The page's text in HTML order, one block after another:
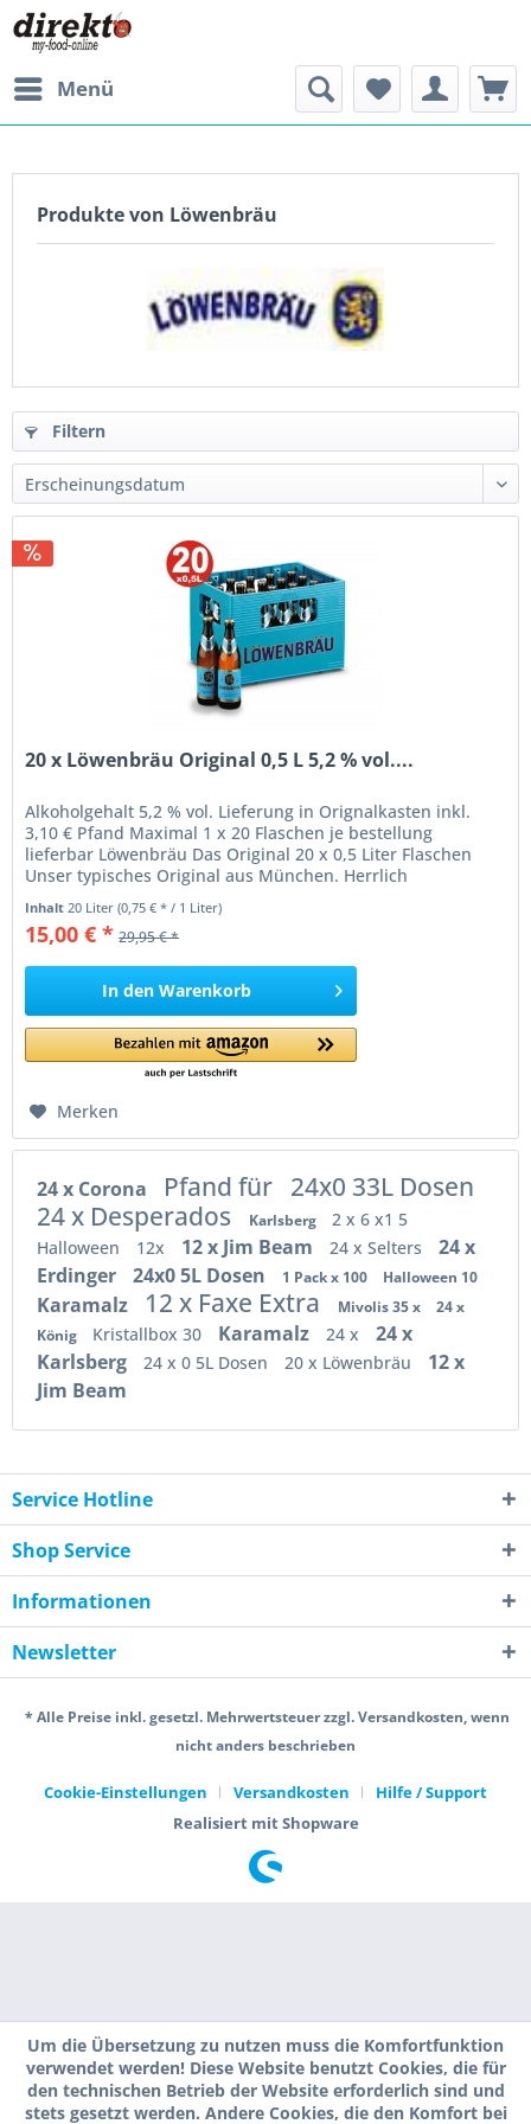
Menü
Produkte von Löwenbräu
Filtern
20 x Löwenbräu Original 0,5 L 5,2 % vol....
Alkoholgehalt 5,2 % vol. Lieferung in Orignalkasten inkl.
3,10 € Pfand Maximal 1 x 20 Flaschen je bestellung
lieferbar Löwenbräu Das Original 20 x 0,5 Liter Flaschen
Unser typisches Original aus München. Herrlich
erfrischender und feinherber Geschmack. Ein echtes
Löwenbräu. München hat viele Originale . Doch nur ein
typisches Original aus München hat einen so
erfrischenden...
Inhalt20 Liter(0,75 € * / 1 Liter)
15,00 € * 29,95 € *
In den Warenkorb
Merken
24 x Corona Pfand für 24x0 33L Dosen
24 x Desperados
Karlsberg
2 x 6 x1 5
Halloween
12x 12 x Jim Beam 24 x Selters
24 x
Erdinger
24x0 5L Dosen 1 Pack x 100 Halloween 10
Karamalz 12 x Faxe Extra Mivolis 35 x
24 x
König
Kristallbox 30 Karamalz 24 x
24 x
Karlsberg
24 x 0 5L Dosen 20 x Löwenbräu
12 x
Jim Beam
Service Hotline
Shop Service
Informationen
Newsletter
* Alle Preise inkl. gesetzl. Mehrwertsteuer zzgl. Versandkosten, wenn
nicht anders beschrieben
Cookie-Einstellungen Versandkosten
Hilfe / Support
Realisiert mit Shopware
Um die Übersetzung zu nutzen muss die Komfortfunktion
verwendet werden! Diese Website benutzt Cookies, die für
den technischen Betrieb der Website erforderlich sind und
stets gesetzt werden. Andere Cookies, die den Komfort bei